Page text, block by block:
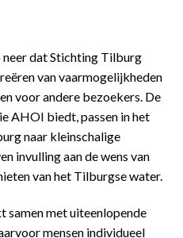
dat Stichting Tilburg
van vaarmogelijkheden
voor andere bezoekers. De
AHOI biedt, passen in het
naar kleinschalige
invulling aan de wens van
van het Tilburgse water.
met uiteenlopende
mensen individueel